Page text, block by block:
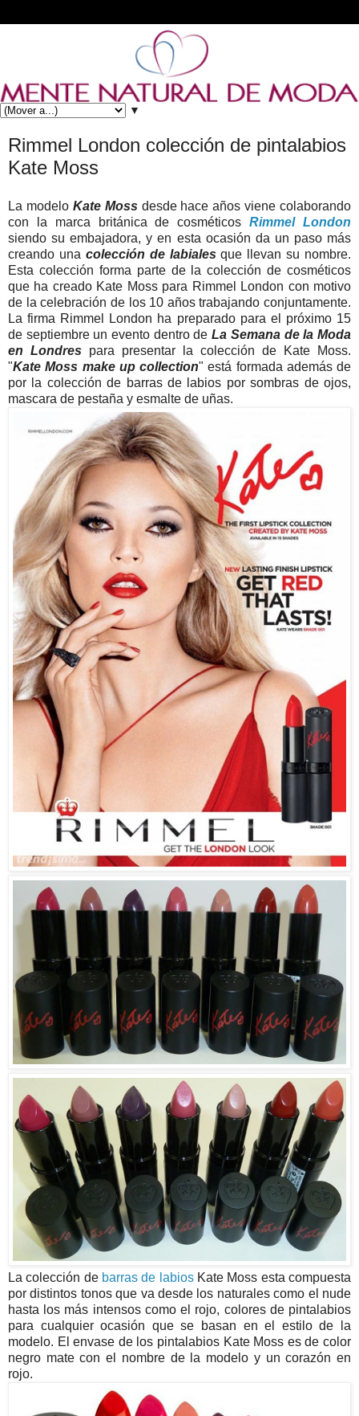
▼
Rimmel London colección de pintalabios
Kate Moss
La modelo Kate Mossdesde hace años viene colaborando
con la marca británica de cosméticosRimmel London
siendo su embajadora, y en esta ocasión da un paso más
creando una colección de labialesque llevan su nombre.
Esta colección forma parte de la colección de cosméticos
que ha creado Kate Moss para Rimmel London con motivo
de la celebración de los 10 años trabajando conjuntamente.
La firma Rimmel London ha preparado para el próximo 15
de septiembre un evento dentro deLa Semana de la Moda
en Londres para presentar la colección de Kate Moss.
"Kate Moss make up collection" está formada además de
por la colección de barras de labios por sombras de ojos,
mascara de pestaña y esmalte de uñas.
La colección de barras de labiosKate Moss esta compuesta
por distintos tonos que va desde los naturales como el nude
hasta los más intensos como el rojo, colores de pintalabios
para cualquier ocasión que se basan en el estilo de la
modelo. El envase de los pintalabios Kate Moss es de color
negro mate con el nombre de la modelo y un corazón en
rojo.